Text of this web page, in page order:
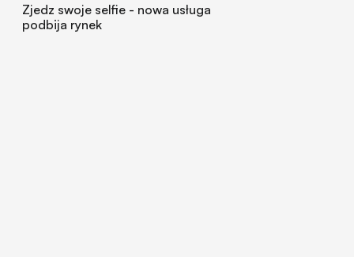
Zjedz swoje selfie - nowa usługa
podbija rynek